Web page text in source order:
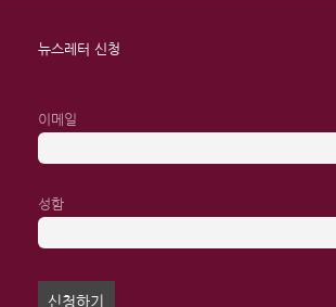
뉴스레터 신청
이메일
성함